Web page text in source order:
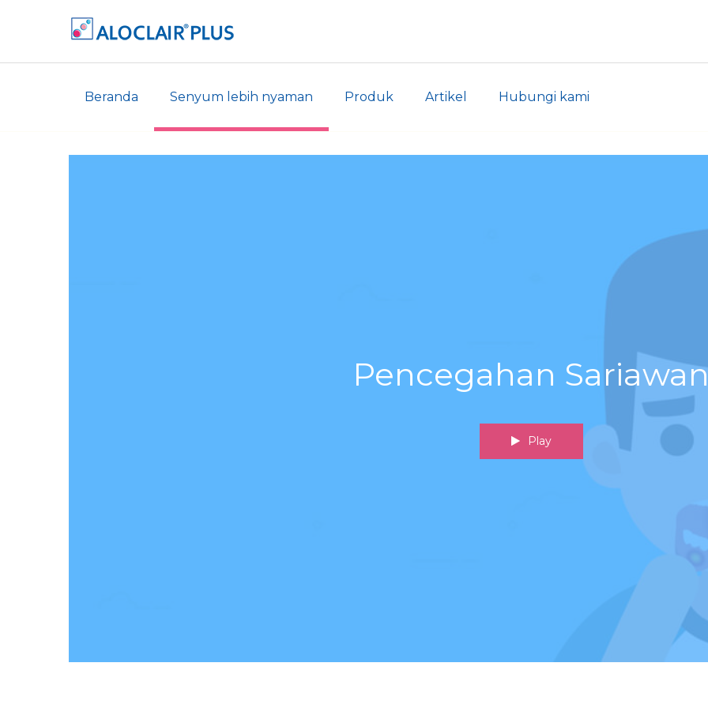
Beranda Senyum lebih nyaman Produk Artikel Hubungi kami
Pencegahan
Play